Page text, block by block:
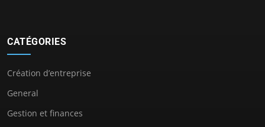
CATÉGORIES
Création d’entreprise
General
Gestion et finances